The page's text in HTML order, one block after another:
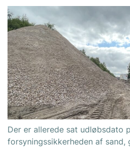
Der er allerede sat udløbsdato
forsyningssikkerheden af sand,